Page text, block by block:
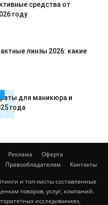
средства от
году
линзы 2026: какие
для маникюра и
года
Реклама
Оферта
Правообладателям Контакты
и топ-листы составленные
товаров, услуг, компаний.
исследованиях,